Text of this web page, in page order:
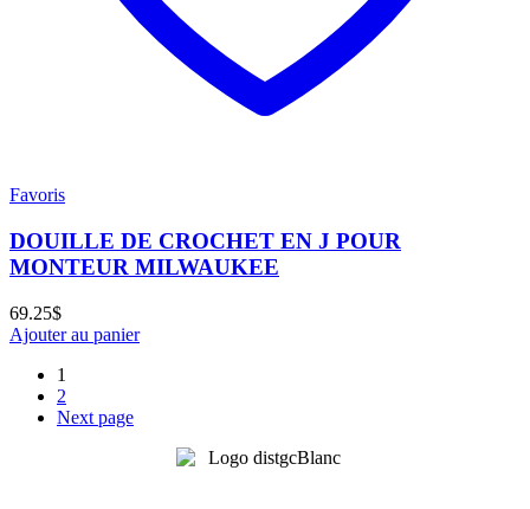
Favoris
DOUILLE DE CROCHET EN J POUR
MONTEUR MILWAUKEE
69.25$
Ajouter au panier
1
2
Next page